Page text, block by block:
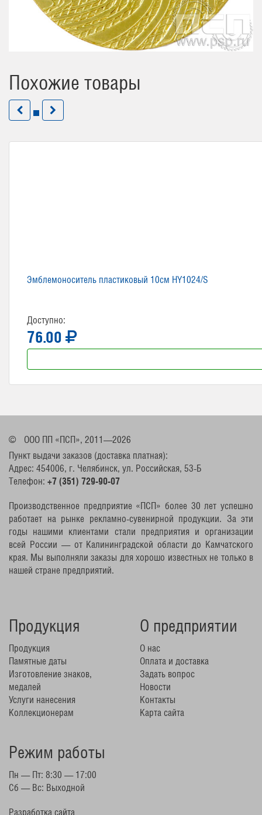
Похожие товары
Эмблемоноситель пластиковый 10см HY1024/S
Доступно:
76.00
©
ООО ПП «ПСП», 2011—2026
Пункт выдачи заказов (доставка платная):
Адрес: 454006, г. Челябинск, ул. Российская, 53-Б
Телефон: +7 (351) 729-90-07
Производственное предприятие «ПСП» более 30 лет успешно
работает на рынке рекламно-сувенирной продукции. За эти
годы нашими клиентами стали предприятия и организации
всей России — от Калининградской области до Камчатского
края. Мы выполняли заказы для хорошо известных не только в
нашей стране предприятий.
Продукция
Продукция
Памятные даты
Изготовление знаков,
медалей
Услуги нанесения
Коллекционерам
О предприятии
О нас
Оплата и доставка
Задать вопрос
Новости
Контакты
Карта сайта
Режим работы
Пн — Пт: 8:30 — 17:00
Сб — Вс: Выходной
Разработка сайта